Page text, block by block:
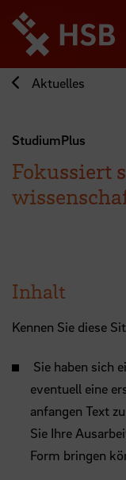
zum
Seiteninhalt
springen
Aktuelles
StudiumPlus
Fokussiert
Inhalt
Kennen Sie diese
Sie haben sich
eventuell eine
anfangen Text
Sie Ihre
Form bringen